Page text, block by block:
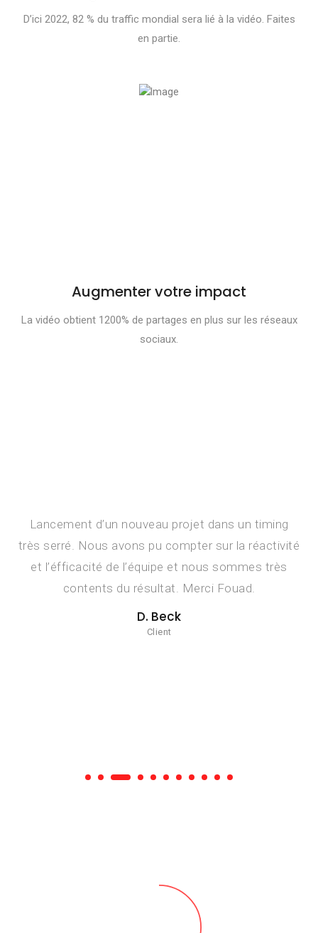
D’ici 2022, 82 % du traffic mondial sera lié à la vidéo. Faites
en partie.
Augmenter votre impact
La vidéo obtient 1200% de partages en plus sur les réseaux
sociaux.
Lancement d’un nouveau projet dans un timing
très serré. Nous avons pu compter sur la réactivité
et l’éfficacité de l’équipe et nous sommes très
contents du résultat. Merci Fouad.
D. Beck
Client